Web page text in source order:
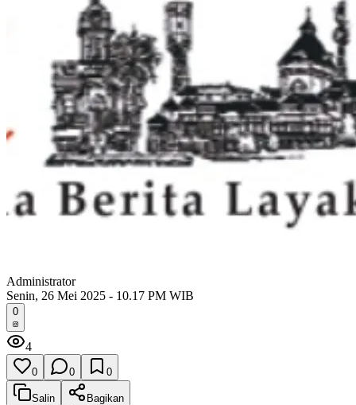
Administrator
Senin, 26 Mei 2025 - 10.17 PM WIB
0
4
0 0 0
Salin
Bagikan